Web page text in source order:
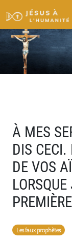
À MES
DIS CECI.
DE VOS
Les faux prophètes